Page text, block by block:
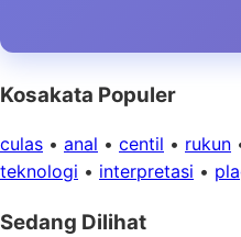
Kosakata Populer
culas • anal • centil • rukun
teknologi • interpretasi •
Sedang Dilihat